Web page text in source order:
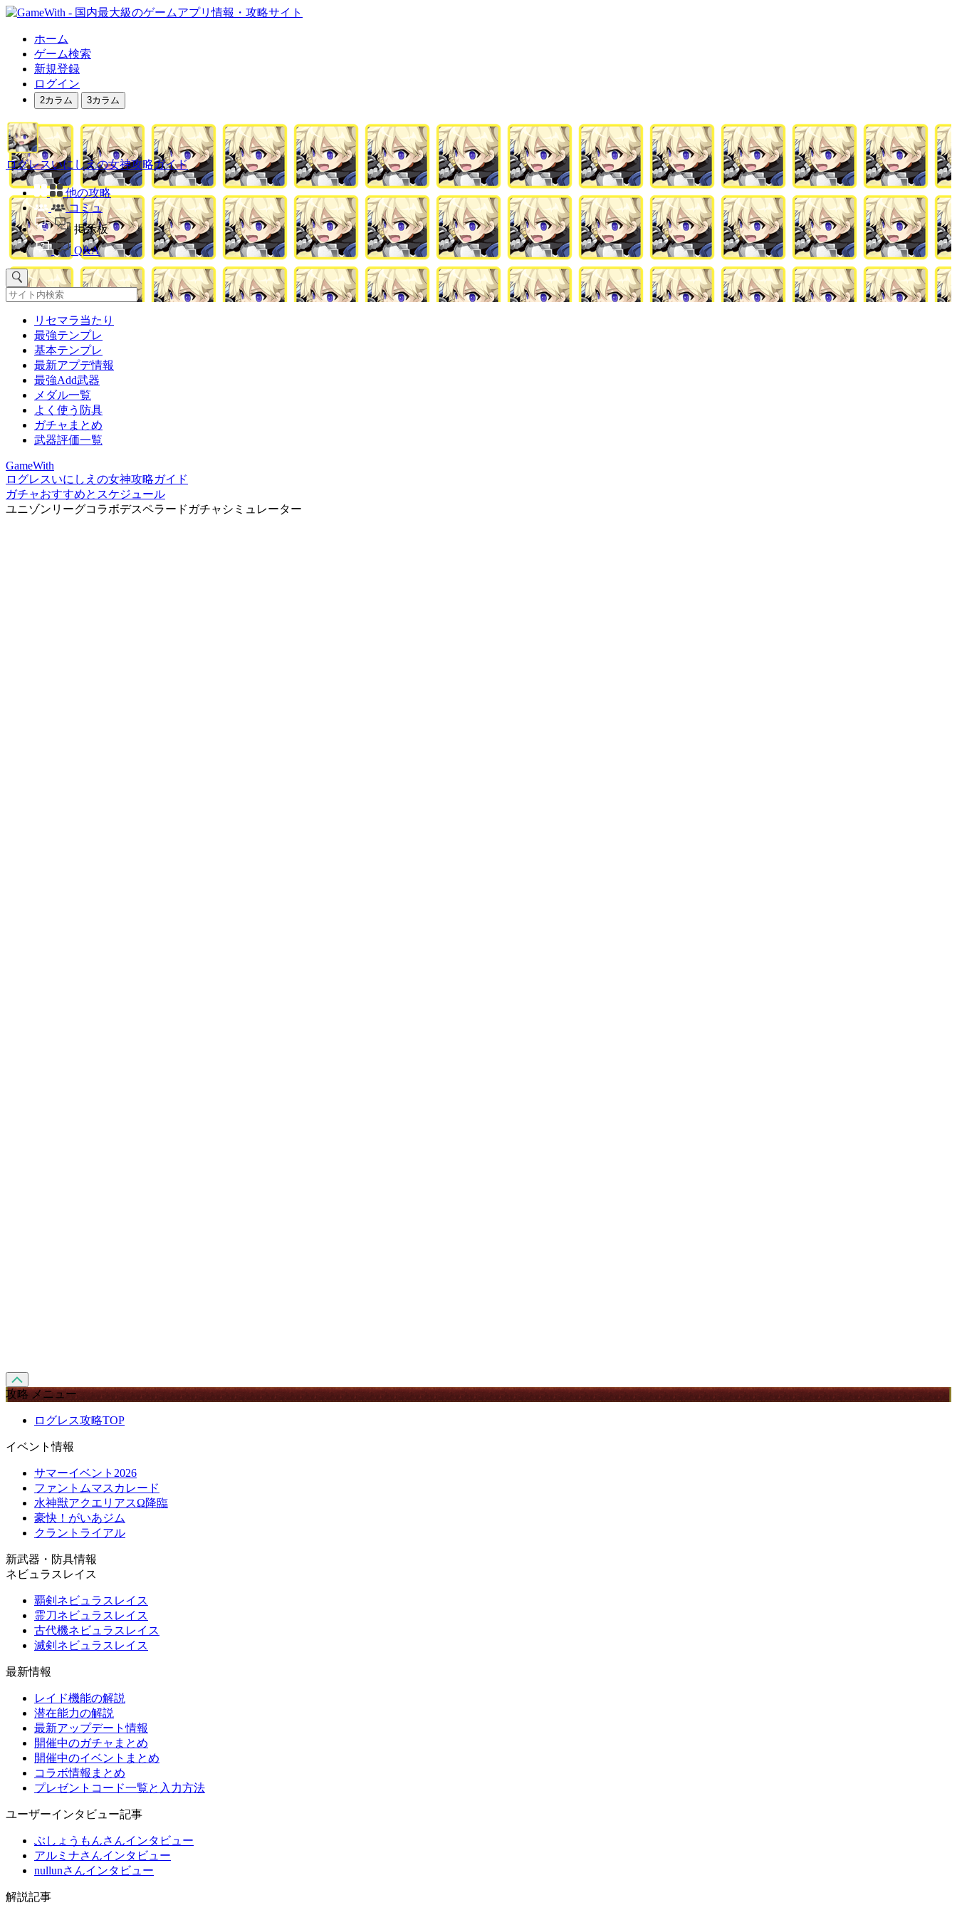
ホーム
ゲーム検索
新規登録
ログイン
2カラム 3カラム
ログレスいにしえの女神攻略ガイド
他の攻略
コミュ
掲示板
Q&A
リセマラ当たり
最強テンプレ
基本テンプレ
最新アプデ情報
最強Add武器
メダル一覧
よく使う防具
ガチャまとめ
武器評価一覧
GameWith
ログレスいにしえの女神攻略ガイド
ガチャおすすめとスケジュール
ユニゾンリーグコラボデスペラードガチャシミュレーター
攻略 メニュー
ログレス攻略TOP
イベント情報
サマーイベント2026
ファントムマスカレード
水神獣アクエリアスΩ降臨
豪快！がいあジム
クラントライアル
新武器・防具情報
ネビュラスレイス
覇剣ネビュラスレイス
霊刀ネビュラスレイス
古代機ネビュラスレイス
滅剣ネビュラスレイス
最新情報
レイド機能の解説
潜在能力の解説
最新アップデート情報
開催中のガチャまとめ
開催中のイベントまとめ
コラボ情報まとめ
プレゼントコード一覧と入力方法
ユーザーインタビュー記事
ぶしょうもんさんインタビュー
アルミナさんインタビュー
nullunさんインタビュー
解説記事